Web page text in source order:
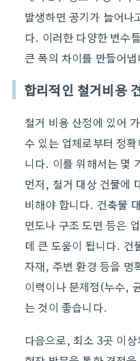
발생하면 공기가 늘어나
다. 이러한 다양한 변수
큰 폭의 차이를 만들어
합리적인 철거비용
철거 비용 산정에 있어
수 있는 업체로부터 정
니다. 이를 위해서는 몇
먼저, 철거 대상 건물에
비해야 합니다. 건축물
면도나 구조 도면 등은
데 큰 도움이 됩니다. 건
자재, 주변 환경 등을 명
이력이나 문제점(누수,
는 것이 좋습니다.
다음으로, 최소 3곳 이